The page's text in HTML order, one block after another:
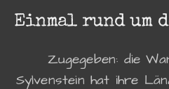
Einmal rund um
Zugegeben: die
Sylvenstein hat ihre